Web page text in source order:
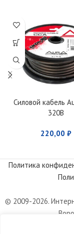
Силовой кабель
320B
220,00 ₽
Политика
© 2009-2026.